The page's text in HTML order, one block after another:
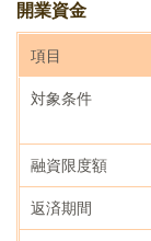
開業資金
項目
対象条件
融資限度額
返済期間